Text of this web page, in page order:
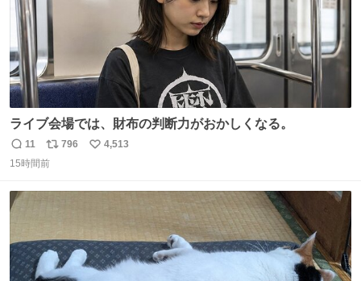
ライブ会場では、財布の判断力がおかしくなる。
返
信
11
リ
ポ
796
い
4,513
15時間前